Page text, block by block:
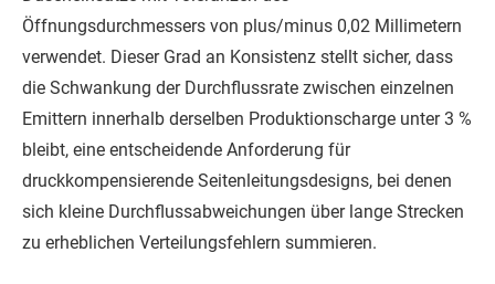
Öffnungsdurchmessers von plus/minus 0,02 Millimetern
verwendet. Dieser Grad an Konsistenz stellt sicher, dass
die Schwankung der Durchflussrate zwischen einzelnen
Emittern innerhalb derselben Produktionscharge unter 3 %
bleibt, eine entscheidende Anforderung für
druckkompensierende Seitenleitungsdesigns, bei denen
sich kleine Durchflussabweichungen über lange Strecken
zu erheblichen Verteilungsfehlern summieren.